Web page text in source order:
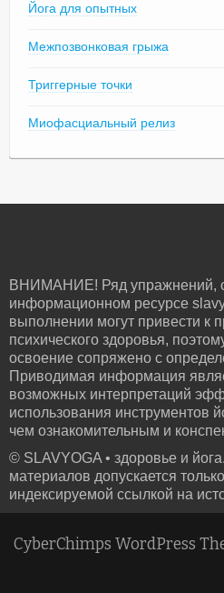
Йога для опытных
Межпозвонковая грыжа
Триггерные точки
Миофасциальный релиз
ВНИМАНИЕ! Ряд упражнений,
информационном ресурсе
выполнении могут привести к
психического здоровья,
освоение сопряжено с
Приводимая информация
возможных интерпретаций
использования инструментов
чем ознакомительным и
© SLAVYOGA • здоровье и
материалов допускается
индексируемой ссылкой на
CyberChimps WordPress